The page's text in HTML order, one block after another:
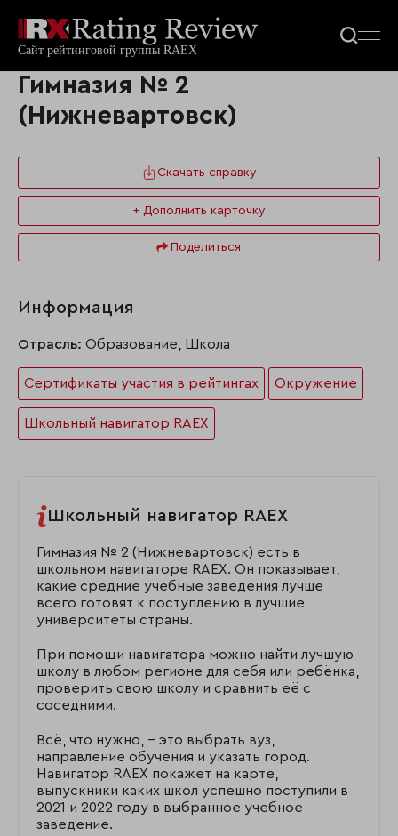
Гимназия № 2
(Нижневартовск)
Скачать справку
+ Дополнить карточку
Поделиться
Информация
Отрасль: Образование, Школа
Сертификаты участия в рейтингах Окружение
Школьный навигатор RAEX
Школьный навигатор RAEX
Гимназия № 2 (Нижневартовск) есть в
школьном навигаторе RAEX. Он показывает,
какие средние учебные заведения лучше
всего готовят к поступлению в лучшие
университеты страны.
При помощи навигатора можно найти лучшую
школу в любом регионе для себя или ребёнка,
проверить свою школу и сравнить её с
соседними.
Всё, что нужно, – это выбрать вуз,
направление обучения и указать город.
Навигатор RAEX покажет на карте,
выпускники каких школ успешно поступили в
2021 и 2022 году в выбранное учебное
заведение.